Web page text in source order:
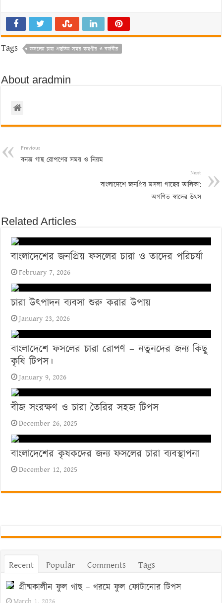
Tags ফসলের চারা প্রস্তুতির সময় করণীয় ও বর্জনীয়
About aradmin
Previous
বনজ গাছ রোপণের সময় ও নিয়ম
Next
বাংলাদেশে জনপ্রিয় মসলা গাছের তালিকা:
অগণিত স্বাদের উৎস
Related Articles
বাংলাদেশের জনপ্রিয় ফসলের চারা ও তাদের পরিচর্যা
February 7, 2026
চারা উৎপাদন ব্যবসা শুরু করার উপায়
January 23, 2026
বাংলাদেশে ফসলের চারা রোপণ – নতুনদের জন্য কিছু
কৃষি টিপস।
January 9, 2026
বীজ সংরক্ষণ ও চারা তৈরির সহজ টিপস
December 26, 2025
বাংলাদেশের কৃষকদের জন্য ফসলের চারা ব্যবস্থাপনা
December 12, 2025
Recent Popular Comments
Tags
গ্রীষ্মকালীন ফুল গাছ – গরমে ফুল ফোটানোর টিপস